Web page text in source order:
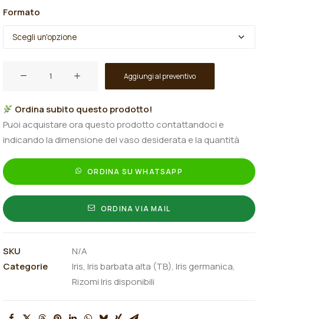
Formato
in
your
pocket"
quantità
Aggiungi al preventivo
Ordina subito questo prodotto!
Puoi acquistare ora questo prodotto contattandoci e
indicando la dimensione del vaso desiderata e la quantità
ORDINA SU WHATSAPP
ORDINA VIA MAIL
SKU
N/A
Categorie
Iris, Iris barbata alta (TB), Iris germanica,
Rizomi Iris disponibili